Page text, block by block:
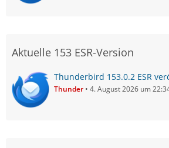
Aktuelle 153 ESR-Version
Thunderbird 153.0.2 ESR
Thunder 4. August 2026 um